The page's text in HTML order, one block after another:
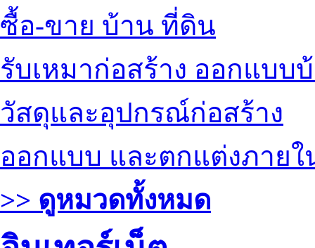
ซื้อ-ขาย บ้าน ที่ดิน
รับเหมาก่อสร้าง ออกแบบ
วัสดุและอุปกรณ์ก่อสร้าง
ออกแบบ และตกแต่งภายใ
>> ดูหมวดทั้งหมด